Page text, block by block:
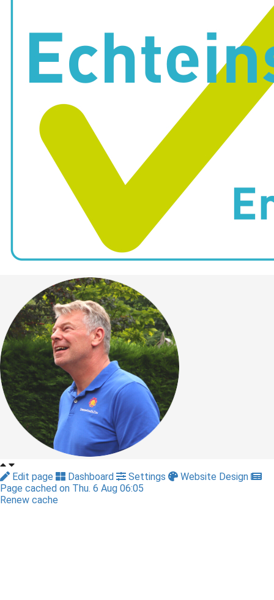
Edit page Dashboard Settings
Website Design
Page cached on Thu. 6 Aug 06:05
Renew cache